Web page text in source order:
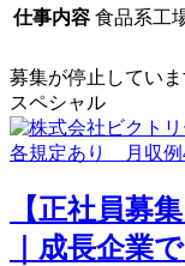
仕事内容 食品系工
募集が停止していま
スペシャル
【正社員募
｜成長企業